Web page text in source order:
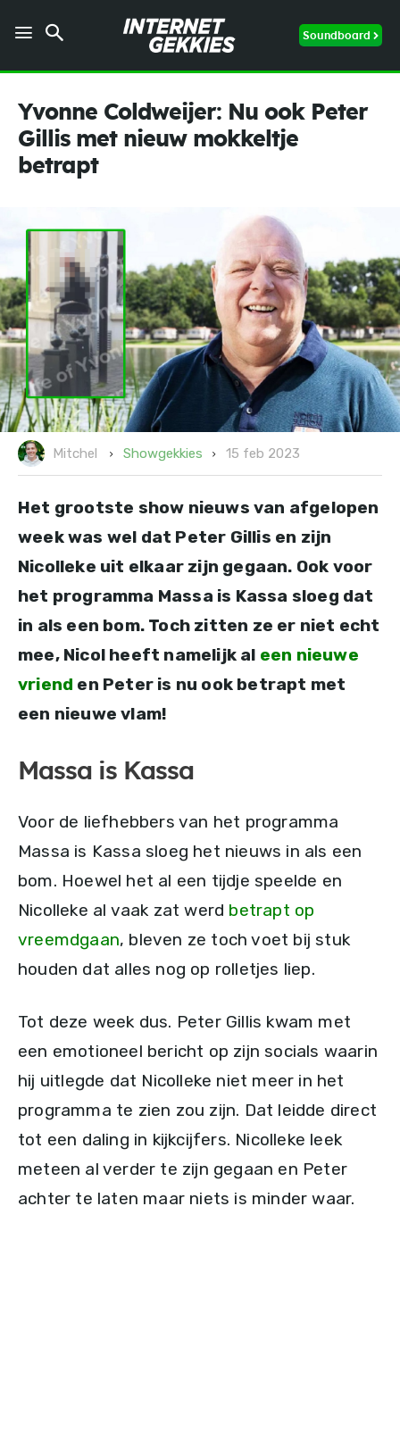
Soundboard
Yvonne Coldweijer: Nu ook Peter
Gillis met nieuw mokkeltje
betrapt
Mitchel Showgekkies 15 feb 2023
Het grootste show nieuws van afgelopen
week was wel dat Peter Gillis en zijn
Nicolleke uit elkaar zijn gegaan. Ook voor
het programma Massa is Kassa sloeg dat
in als een bom. Toch zitten ze er niet echt
mee, Nicol heeft namelijk al een nieuwe
vriend en Peter is nu ook betrapt met
een nieuwe vlam!
Massa is Kassa
Voor de liefhebbers van het programma
Massa is Kassa sloeg het nieuws in als een
bom. Hoewel het al een tijdje speelde en
Nicolleke al vaak zat werd betrapt op
vreemdgaan, bleven ze toch voet bij stuk
houden dat alles nog op rolletjes liep.
Tot deze week dus. Peter Gillis kwam met
een emotioneel bericht op zijn socials waarin
hij uitlegde dat Nicolleke niet meer in het
programma te zien zou zijn. Dat leidde direct
tot een daling in kijkcijfers. Nicolleke leek
meteen al verder te zijn gegaan en Peter
achter te laten maar niets is minder waar.